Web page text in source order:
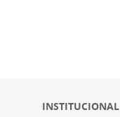
INSTITUCIONAL